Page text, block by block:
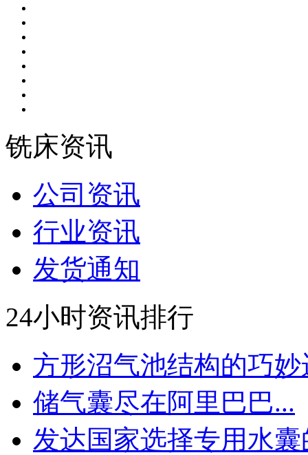
铣床资讯
公司资讯
行业资讯
发货通知
24小时资讯排行
方形沼气池结构的巧妙
储气囊尽在阿里巴巴...
发达国家选择专用水囊